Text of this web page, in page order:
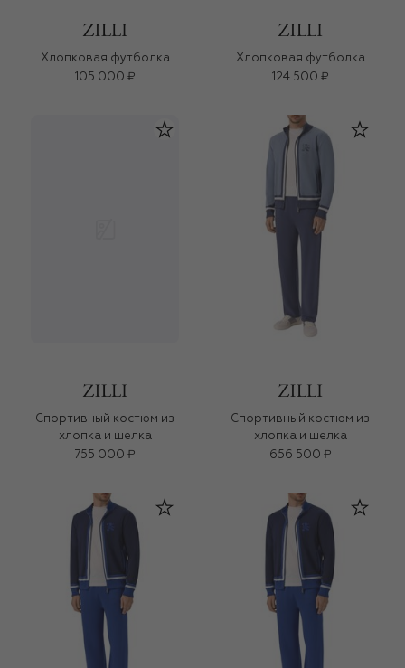
Хлопковая футболка
105 000 ₽
Хлопковая футболка
124 500 ₽
Спортивный костюм из
хлопка и шелка
755 000 ₽
Спортивный костюм из
хлопка и шелка
656 500 ₽